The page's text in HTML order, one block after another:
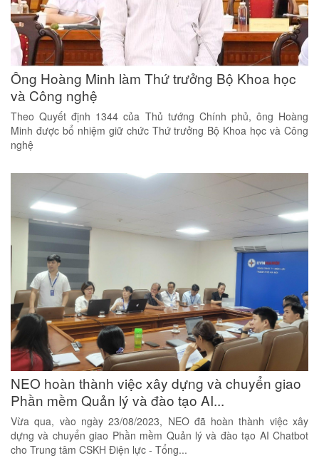
Ông Hoàng Minh làm Thứ trưởng Bộ Khoa học
và Công nghệ
Theo Quyết định 1344 của Thủ tướng Chính phủ, ông Hoàng
Minh được bổ nhiệm giữ chức Thứ trưởng Bộ Khoa học và Công
nghệ
NEO hoàn thành việc xây dựng và chuyển giao
Phần mềm Quản lý và đào tạo AI...
Vừa qua, vào ngày 23/08/2023, NEO đã hoàn thành việc xây
dựng và chuyển giao Phần mềm Quản lý và đào tạo AI Chatbot
cho Trung tâm CSKH Điện lực - Tổng...